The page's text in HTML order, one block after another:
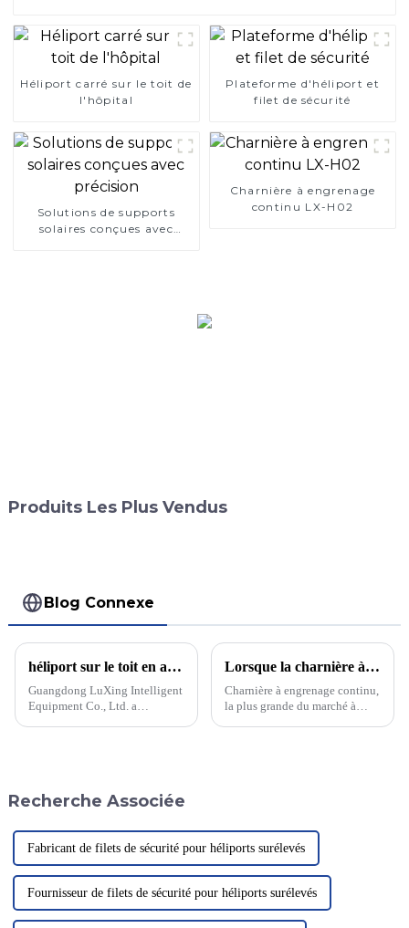
Héliport carré sur le toit de
l'hôpital
Plateforme d'héliport et
filet de sécurité
Solutions de supports
solaires conçues avec
Charnière à engrenage
continu LX-H02
Produits Les Plus Vendus
Blog Connexe
héliport sur le toit en aluminium
Guangdong LuXing Intelligent
Equipment Co., Ltd. a
sûre et efficace pour les
Lorsque la charnière à engrenage continu rencontre la porte coupe-feu ultra-large, peut-elle défier le succès ?
Charnière à engrenage continu,
la plus grande du marché à
Recherche Associée
Fabricant de filets de sécurité pour héliports surélevés
Fournisseur de filets de sécurité pour héliports surélevés